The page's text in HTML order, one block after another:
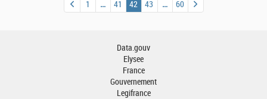
informatique
H/F
local et
hospitalier » H/F
1 41 42 43 60
Data.gouv
Elysee
France
Gouvernement
Legifrance